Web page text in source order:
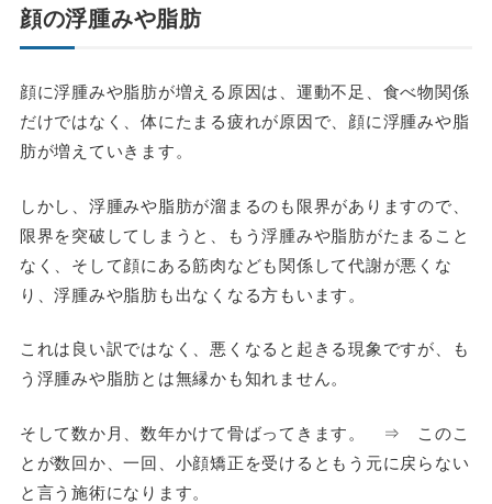
顔の浮腫みや脂肪
顔に浮腫みや脂肪が増える原因は、運動不足、食べ物関係
だけではなく、体にたまる疲れが原因で、顔に浮腫みや脂
肪が増えていきます。
しかし、浮腫みや脂肪が溜まるのも限界がありますので、
限界を突破してしまうと、もう浮腫みや脂肪がたまること
なく、そして顔にある筋肉なども関係して代謝が悪くな
り、浮腫みや脂肪も出なくなる方もいます。
これは良い訳ではなく、悪くなると起きる現象ですが、も
う浮腫みや脂肪とは無縁かも知れません。
そして数か月、数年かけて骨ばってきます。 ⇒ このこ
とが数回か、一回、小顔矯正を受けるともう元に戻らない
と言う施術になります。